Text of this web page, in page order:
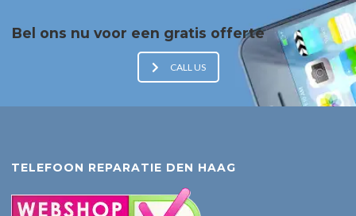
Bel ons nu voor een gratis offerte
CALL US
TELEFOON REPARATIE DEN HAAG